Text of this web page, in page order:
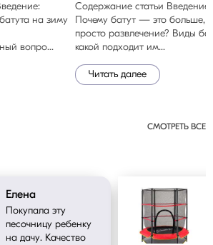
на зиму
вопро...
Содержание статьи Введение:
Почему батут — это больше,
просто развлечение? Виды
какой подходит им...
Читать далее
СМОТРЕТЬ ВСЕ
Елена
Покупала эту
песочницу ребенку
на дачу. Качество